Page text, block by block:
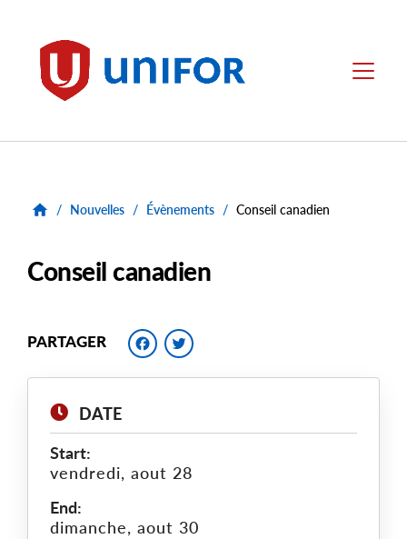
Unifor Menu
/ Nouvelles / Évènements / Conseil canadien
Conseil canadien
PARTAGER Facebook
DATE
Start:
vendredi, aout 28
End:
dimanche, aout 30